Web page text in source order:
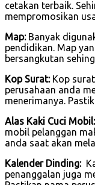
cetakan terbaik.
mempromosikan
Map:Banyak
pendidikan. Map
bersangkutan
Kop Surat:Kop surat
perusahaan anda
menerimanya.
Alas Kaki Cuci Mobil:
mobil pelanggan
anda saat akan
Kalender Dinding:
penanggalan juga